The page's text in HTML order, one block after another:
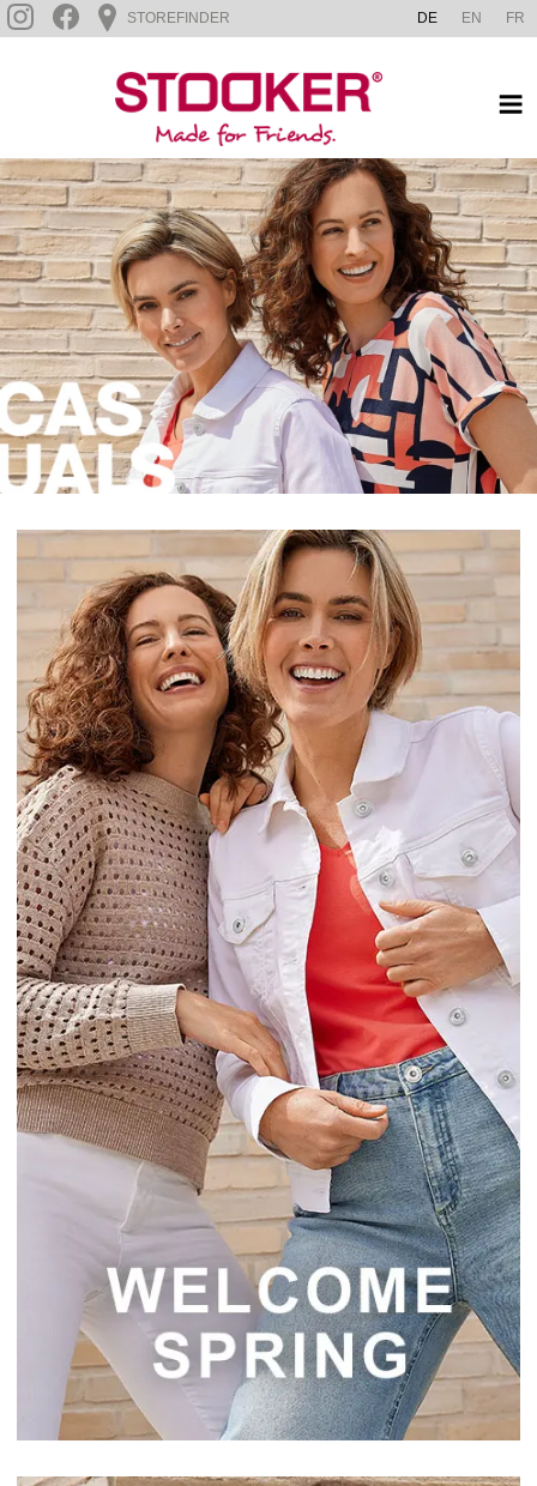
Zum
Inhalt
STOREFINDER DE EN FR